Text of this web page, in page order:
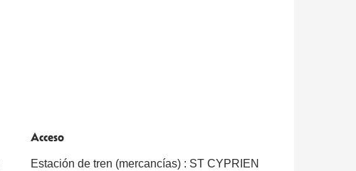
Acceso
Acceso
Estación de tren (mercancías) : ST CYPRIEN